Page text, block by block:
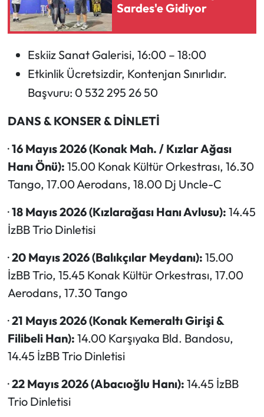
Sardes'e Gidiyor
Eskiiz Sanat Galerisi, 16:00 – 18:00
Etkinlik Ücretsizdir, Kontenjan Sınırlıdır.
Başvuru: 0 532 295 26 50
DANS & KONSER & DİNLETİ
·16 Mayıs 2026 (Konak Mah. / Kızlar Ağası
Hanı Önü): 15.00 Konak Kültür Orkestrası, 16.30
Tango, 17.00 Aerodans, 18.00 Dj Uncle-C
·18 Mayıs 2026 (Kızlarağası Hanı Avlusu): 14.45
İzBB Trio Dinletisi
·20 Mayıs 2026 (Balıkçılar Meydanı): 15.00
İzBB Trio, 15.45 Konak Kültür Orkestrası, 17.00
Aerodans, 17.30 Tango
·21 Mayıs 2026 (Konak Kemeraltı Girişi &
Filibeli Han): 14.00 Karşıyaka Bld. Bandosu,
14.45 İzBB Trio Dinletisi
·22 Mayıs 2026 (Abacıoğlu Hanı): 14.45 İzBB
Trio Dinletisi